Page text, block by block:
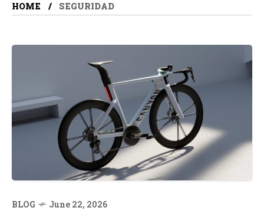
HOME SEGURIDAD
BLOG June 22, 2026